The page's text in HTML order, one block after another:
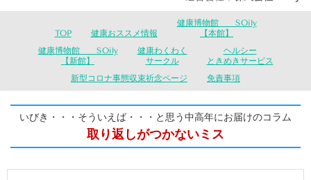
TOP 健康おススメ情報
健康博物館 SOily
【本館】
健康博物館 SOily
【新館】
健康わくわく
サークル
ヘルシー
ときめきサービス
新型コロナ事態収束祈念ページ
免責事項
いびき・・・そういえば・・・と思う中高年にお届けのコラム
取り返しがつかないミス